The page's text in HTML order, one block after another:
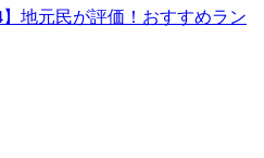
】地元民が評価！おすすめラン